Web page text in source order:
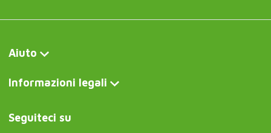
Aiuto
Informazioni legali
Seguiteci su